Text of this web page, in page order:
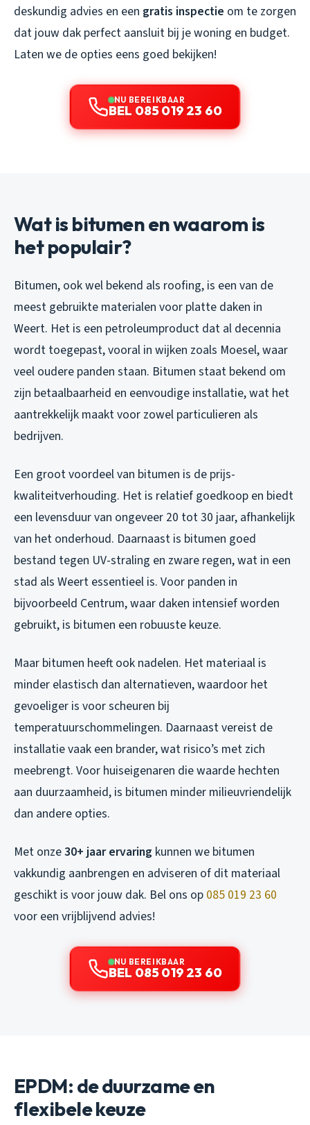
deskundig advies en een gratis inspectie om te zorgen
dat jouw dak perfect aansluit bij je woning en budget.
Laten we de opties eens goed bekijken!
NU BEREIKBAAR
BEL 085 019 23 60
Wat is bitumen en waarom is
het populair?
Bitumen, ook wel bekend als roofing, is een van de
meest gebruikte materialen voor platte daken in
Weert. Het is een petroleumproduct dat al decennia
wordt toegepast, vooral in wijken zoals Moesel, waar
veel oudere panden staan. Bitumen staat bekend om
zijn betaalbaarheid en eenvoudige installatie, wat het
aantrekkelijk maakt voor zowel particulieren als
bedrijven.
Een groot voordeel van bitumen is de prijs-
kwaliteitverhouding. Het is relatief goedkoop en biedt
een levensduur van ongeveer 20 tot 30 jaar, afhankelijk
van het onderhoud. Daarnaast is bitumen goed
bestand tegen UV-straling en zware regen, wat in een
stad als Weert essentieel is. Voor panden in
bijvoorbeeld Centrum, waar daken intensief worden
gebruikt, is bitumen een robuuste keuze.
Maar bitumen heeft ook nadelen. Het materiaal is
minder elastisch dan alternatieven, waardoor het
gevoeliger is voor scheuren bij
temperatuurschommelingen. Daarnaast vereist de
installatie vaak een brander, wat risico’s met zich
meebrengt. Voor huiseigenaren die waarde hechten
aan duurzaamheid, is bitumen minder milieuvriendelijk
dan andere opties.
Met onze30+ jaar ervaring kunnen we bitumen
vakkundig aanbrengen en adviseren of dit materiaal
geschikt is voor jouw dak. Bel ons op 085 019 23 60
voor een vrijblijvend advies!
NU BEREIKBAAR
BEL 085 019 23 60
EPDM: de duurzame en
flexibele keuze